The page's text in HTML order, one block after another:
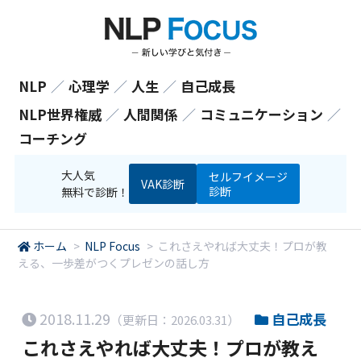
NLP ／ 心理学 ／ 人生 ／ 自己成長
NLP世界権威 ／ 人間関係 ／ コミュニケーション ／
コーチング
大人気
無料で診断！
VAK診断
セルフイメージ
診断
ホーム > NLP Focus > これさえやれば大丈夫！プロが教
える、一歩差がつくプレゼンの話し方
2018.11.29 （更新日：2026.03.31） 自己成長
これさえやれば大丈夫！プロが教え